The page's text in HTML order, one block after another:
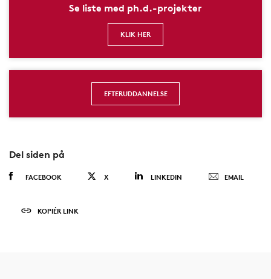
Se liste med ph.d.-projekter
KLIK HER
EFTERUDDANNELSE
Del siden på
FACEBOOK X LINKEDIN EMAIL
KOPIÉR LINK